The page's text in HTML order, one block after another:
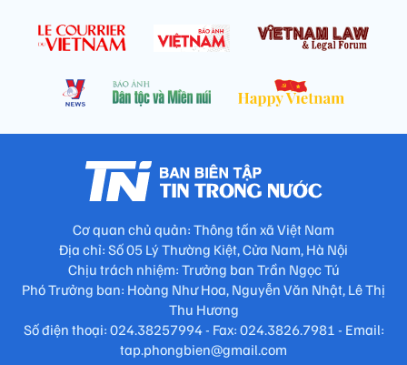
Cơ quan chủ quản: Thông tấn xã Việt Nam
Địa chỉ: Số 05 Lý Thường Kiệt, Cửa Nam, Hà Nội
Chịu trách nhiệm: Trưởng ban Trần Ngọc Tú
Phó Trưởng ban: Hoàng Như Hoa, Nguyễn Văn Nhật, Lê Thị
Thu Hương
Số điện thoại: 024.38257994 - Fax: 024.3826.7981 - Email:
tap.phongbien@gmail.com